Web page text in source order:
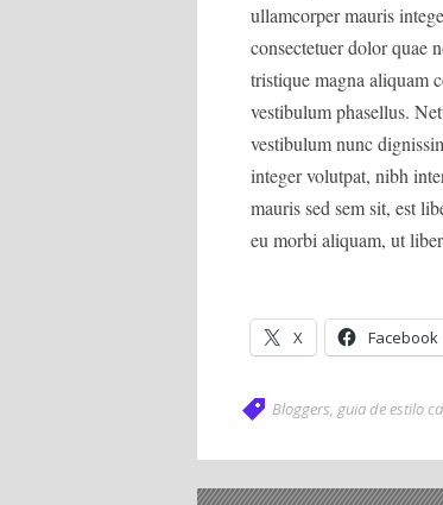
ullamcorper mauris
consectetuer dolor quae
tristique magna aliquam
vestibulum phasellus.
vestibulum nunc
integer volutpat, nibh
mauris sed sem sit, est
eu morbi aliquam, ut
X Facebook
Bloggers, guia de estilo